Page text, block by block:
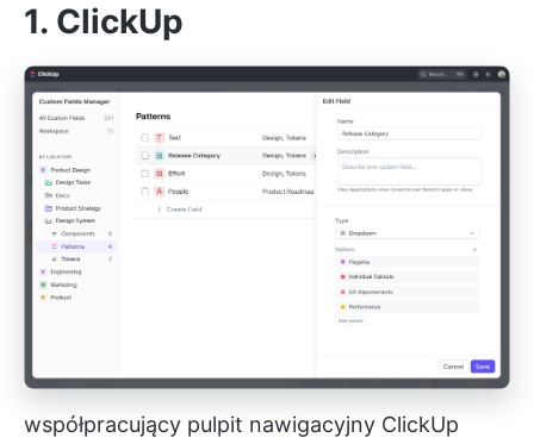
1. ClickUp
współpracujący pulpit nawigacyjny ClickUp